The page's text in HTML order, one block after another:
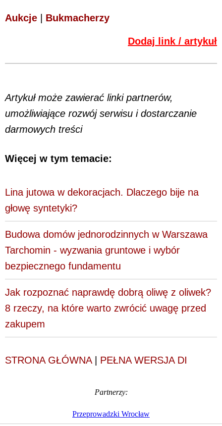
Aukcje Bukmacherzy
Dodaj link / artykuł
Artykuł może zawierać linki partnerów,
umożliwiające rozwój serwisu i dostarczanie
darmowych treści
Więcej w tym temacie:
Lina jutowa w dekoracjach. Dlaczego bije na
głowę syntetyki?
Budowa domów jednorodzinnych w Warszawa
Tarchomin - wyzwania gruntowe i wybór
bezpiecznego fundamentu
Jak rozpoznać naprawdę dobrą oliwę z oliwek?
8 rzeczy, na które warto zwrócić uwagę przed
zakupem
STRONA GŁÓWNA| PEŁNA WERSJA DI
Partnerzy:
Przeprowadzki Wrocław